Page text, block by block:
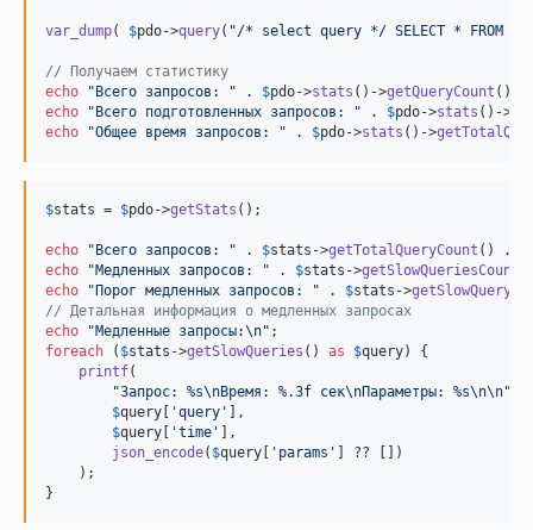
var_dump( $pdo->query( "/* select query */ SELECT * FROM
// Получаем статистику
echo
"Всего запросов: " . $pdo->stats ()->getQueryCount ()
echo
"Всего подготовленных запросов: " . $pdo->stats ()->
echo
"Общее время запросов: " . $pdo->stats ()->
$stats = $pdo->getStats ();
echo "Всего запросов: " . $stats ->getTotalQueryCount () .
echo
"Медленных запросов: " . $stats ->getSlowQueriesCount
echo
"Порог медленных запросов: " . $stats ->
// Детальная информация о медленных запросах
echo
"Медленные запросы:\n"
foreach ( $stats ->getSlowQueries () as $query) {
printf(
"Запрос: %s\nВремя: %.3f сек\nПараметры: %s\n\n"
$query [ 'query ' ],
$query [ 'time ' ],
json_encode( $query [ ' params ' ] ?? [])
    );
}